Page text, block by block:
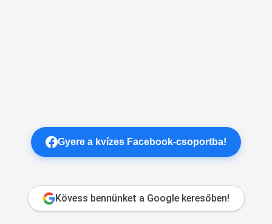
Gyere a kvízes Facebook-csoportba!
Kövess bennünket a Google keresőben!